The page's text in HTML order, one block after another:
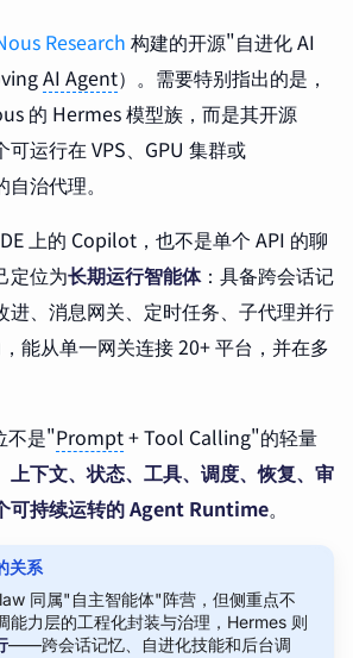
Research 构建的开源"自进化 AI
AI Agent）。需要特别指出的是，
的 Hermes 模型族，而是其开源
运行在 VPS、GPU 集群或
治代理。
上的 Copilot，也不是单个 API 的聊
定位为长期运行智能体：具备跨会话记
进、消息网关、定时任务、子代理并行
能从单一网关连接 20+ 平台，并在多
不是"Prompt+ Tool Calling"的轻量
上下文、状态、工具、调度、恢复、审
可持续运转的 Agent Runtime。
关系
同属"自主智能体"阵营，但侧重点不
能力层的工程化封装与治理，Hermes 则
——跨会话记忆、自进化技能和后台调